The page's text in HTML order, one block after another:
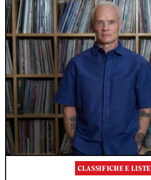
CLASSIFICHE E LISTE